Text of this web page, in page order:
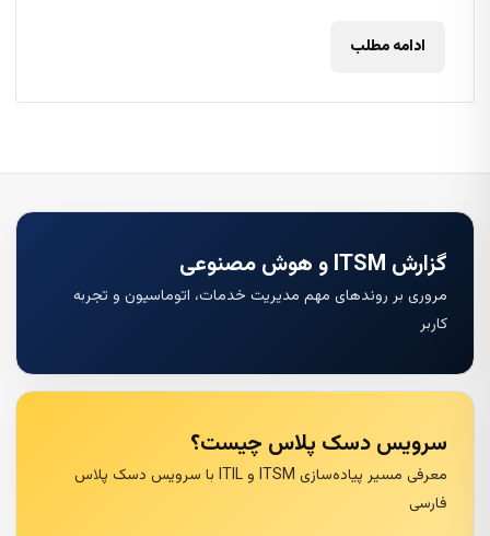
ادامه مطلب
گزارش ITSM و هوش مصنوعی
مروری بر روندهای مهم مدیریت خدمات، اتوماسیون و تجربه
کاربر
سرویس دسک پلاس چیست؟
معرفی مسیر پیاده‌سازی ITSM و ITIL با سرویس دسک پلاس
فارسی